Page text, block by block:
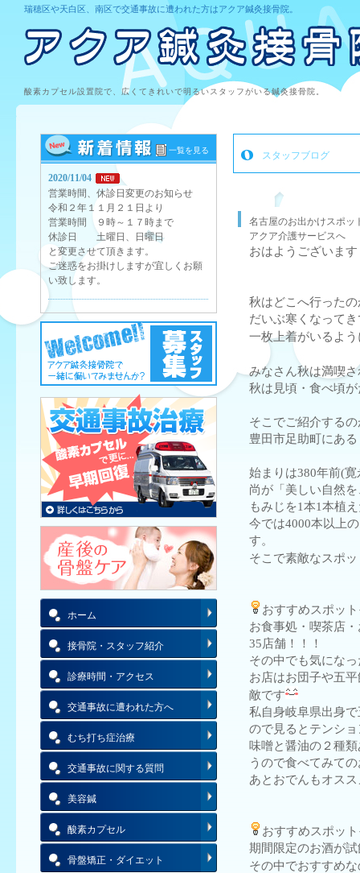
瑞穂区や天白区、南区で交通事故に遭われた方はアクア鍼灸接骨院。
酸素カプセル設置院で、広くてきれいで明るいスタッフがいる鍼灸接骨院。
スタッフブログ
名古屋のお出かけスポ
アクア介護サービスへ
おはようございま
秋はどこへ行ったの
だいぶ寒くなってき
一枚上着がいるよ
みなさん秋は満喫
秋は見頃・食べ頃
そこでご紹介する
豊田市足助町にあ
始まりは380年前(
尚が「美しい自然
もみじを1本1本植
今では4000本以上
す。
そこで素敵なスポ
おすすめスポッ
お食事処・喫茶店
35店舗！！！
その中でも気にな
お店はお団子や五
敵です
私自身岐阜県出身
ので見るとテンシ
味噌と醤油の２種
うので食べてみて
あとおでんもオス
おすすめスポッ
期間限定のお酒が
その中でおすすめ
一覧を見る
2020/11/04
営業時間、休診日変更のお知らせ
令和２年１１月２１日より
営業時間 ９時～１７時まで
休診日 土曜日、日曜日
と変更させて頂きます。
ご迷惑をお掛けしますが宜しくお願
い致します。
ホーム
接骨院・スタッフ紹介
診療時間・アクセス
交通事故に遭われた方へ
むち打ち症治療
交通事故に関する質問
美容鍼
酸素カプセル
骨盤矯正・ダイエット